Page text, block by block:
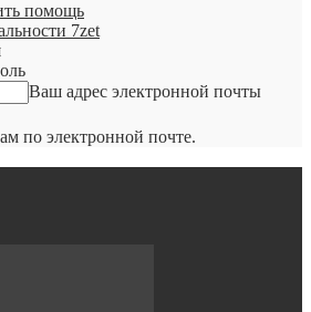
помощь
7zet
Ваш адрес электронной почты
по электронной почте.